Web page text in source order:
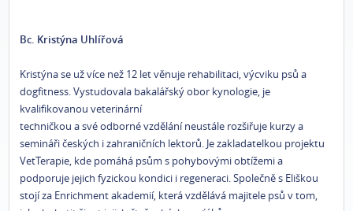
Bc. Kristýna Uhlířová
Kristýna se už více než 12 let věnuje rehabilitaci, výcviku psů a
dogfitness. Vystudovala bakalářský obor kynologie, je
kvalifikovanou veterinární
techničkou a své odborné vzdělání neustále rozšiřuje kurzy a
semináři českých i zahraničních lektorů. Je zakladatelkou projektu
VetTerapie, kde pomáhá psům s pohybovými obtížemi a
podporuje jejich fyzickou kondici i regeneraci. Společně s Eliškou
stojí za Enrichment akademií, která vzdělává majitele psů v tom,